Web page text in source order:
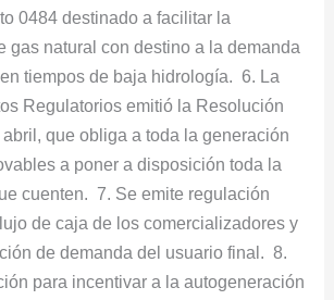
0484 destinado a facilitar la
gas natural con destino a la demanda
tiempos de baja hidrología. 6. La
Regulatorios emitió la Resolución
que obliga a toda la generación
a poner a disposición toda la
cuenten. 7. Se emite regulación
de caja de los comercializadores y
de demanda del usuario final. 8.
para incentivar a la autogeneración